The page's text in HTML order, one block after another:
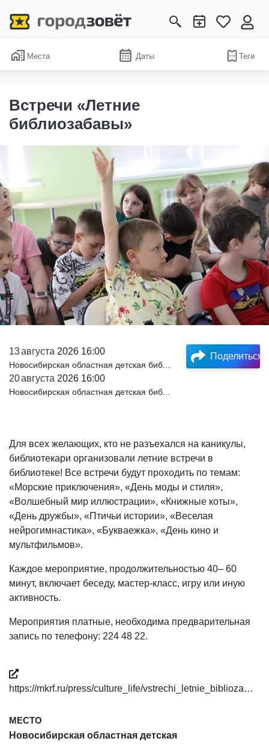
Места Даты Теги
Встречи «Летние
библиозабавы»
13августа 2026 16:00
Новосибирская областная детская библиотека им. А. М. Горького
20августа 2026 16:00
Новосибирская областная детская библиотека им. А. М. Горького
Поделиться
Для всех желающих, кто не разъехался на каникулы,
библиотекари организовали летние встречи в
библиотеке! Все встречи будут проходить по темам:
«Морские приключения», «День моды и стиля»,
«Волшебный мир иллюстрации», «Книжные коты»,
«День дружбы», «Птичьи истории», «Веселая
нейрогимнастика», «Букваежка», «День кино и
мультфильмов».
Каждое мероприятие, продолжительностью 40– 60
минут, включает беседу, мастер-класс, игру или иную
активность.
Мероприятия платные, необходима предварительная
запись по телефону: 224 48 22.
https://mkrf.ru/press/culture_life/vstrechi_letnie_biblioza…
МЕСТО
Новосибирская областная детская